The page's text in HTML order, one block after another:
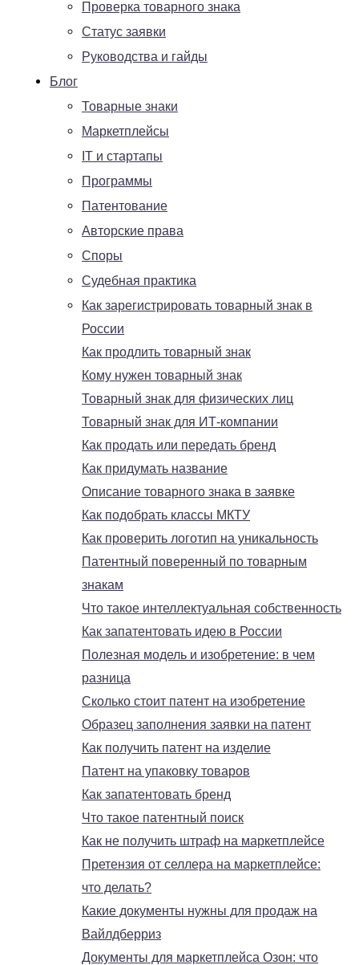
Проверка товарного знака
Статус заявки
Руководства и гайды
Блог
Товарные знаки
Маркетплейсы
IT и стартапы
Программы
Патентование
Авторские права
Споры
Судебная практика
Как зарегистрировать товарный знак в
России
Как продлить товарный знак
Кому нужен товарный знак
Товарный знак для физических лиц
Товарный знак для ИТ-компании
Как продать или передать бренд
Как придумать название
Описание товарного знака в заявке
Как подобрать классы МКТУ
Как проверить логотип на уникальность
Патентный поверенный по товарным
знакам
Что такое интеллектуальная собственность
Как запатентовать идею в России
Полезная модель и изобретение: в чем
разница
Сколько стоит патент на изобретение
Образец заполнения заявки на патент
Как получить патент на изделие
Патент на упаковку товаров
Как запатентовать бренд
Что такое патентный поиск
Как не получить штраф на маркетплейсе
Претензия от селлера на маркетплейсе:
что делать?
Какие документы нужны для продаж на
Вайлдберриз
Документы для маркетплейса Озон: что